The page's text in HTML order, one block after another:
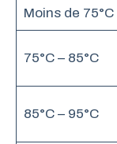
Moins de 75°C
75°C – 85°C
85°C – 95°C